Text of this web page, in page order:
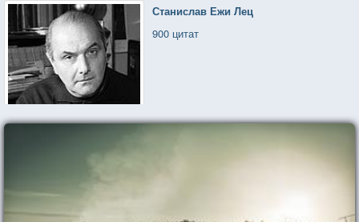
Станислав Ежи Лец
900 цитат